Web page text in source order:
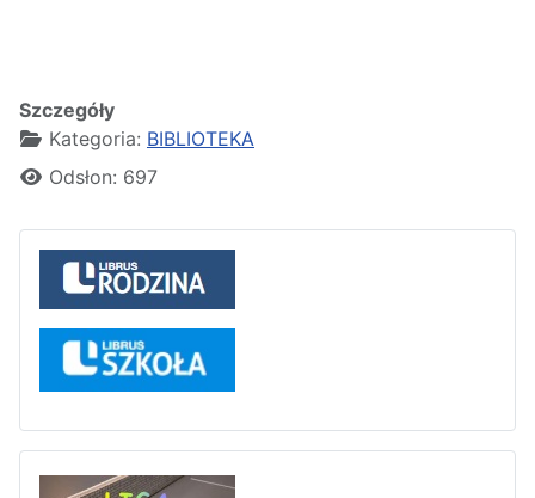
Liga tenisa stołowego
Szczegóły
Kategoria: BIBLIOTEKA
Odsłon: 697